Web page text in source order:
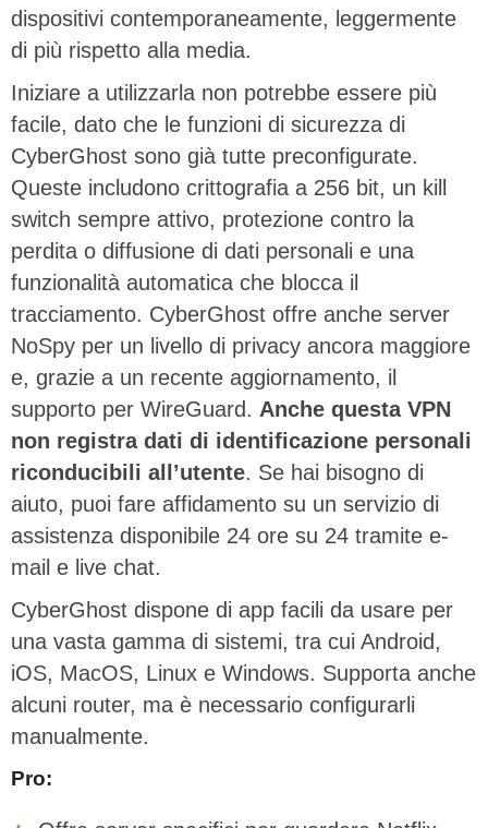
dispositivi contemporaneamente, leggermente
di più rispetto alla media.
Iniziare a utilizzarla non potrebbe essere più
facile, dato che le funzioni di sicurezza di
CyberGhost sono già tutte preconfigurate.
Queste includono crittografia a 256 bit, un kill
switch sempre attivo, protezione contro la
perdita o diffusione di dati personali e una
funzionalità automatica che blocca il
tracciamento. CyberGhost offre anche server
NoSpy per un livello di privacy ancora maggiore
e, grazie a un recente aggiornamento, il
supporto per WireGuard. Anche questa VPN
non registra dati di identificazione personali
riconducibili all’utente. Se hai bisogno di
aiuto, puoi fare affidamento su un servizio di
assistenza disponibile 24 ore su 24 tramite e-
mail e live chat.
CyberGhost dispone di app facili da usare per
una vasta gamma di sistemi, tra cui Android,
iOS, MacOS, Linux e Windows. Supporta anche
alcuni router, ma è necessario configurarli
manualmente.
Pro: